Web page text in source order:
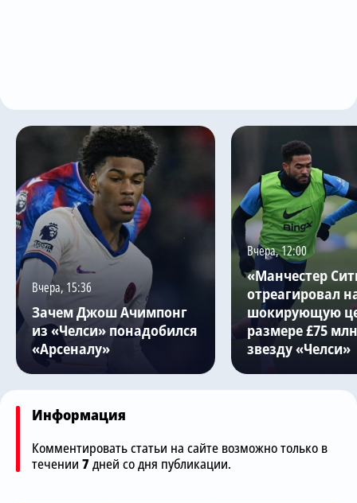
Вчера, 15:36
Зачем Джош Ачимпонг
из «Челси» понадобился
«Арсеналу»
Вчера, 12:00
«Манчестер
отреагировал
шокирующую
размере £75
звезду «Челси»
Информация
Комментировать статьи на сайте возможно только в
течении 7дней со дня публикации.